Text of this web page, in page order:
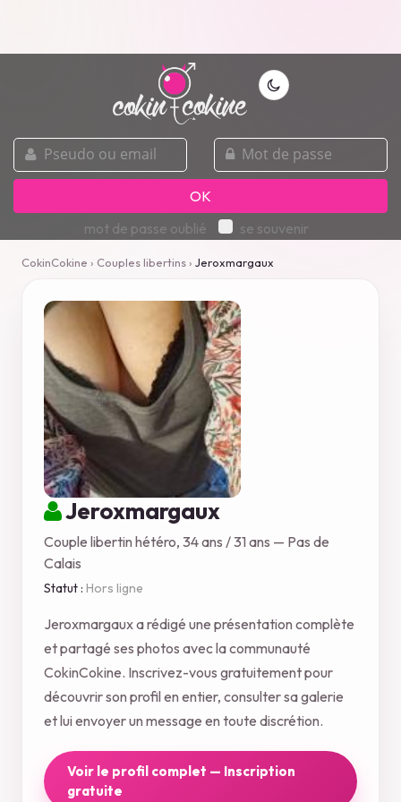
pseudo
ou
email
mot
de
passe
OK
mot de passe oublié
se souvenir
CokinCokine › Couples libertins› Jeroxmargaux
Jeroxmargaux
Couple libertin hétéro, 34 ans / 31 ans — Pas de
Calais
Statut : Hors ligne
Jeroxmargaux a rédigé une présentation complète
et partagé ses photos avec la communauté
CokinCokine. Inscrivez-vous gratuitement pour
découvrir son profil en entier, consulter sa galerie
et lui envoyer un message en toute discrétion.
Voir le profil complet — Inscription
gratuite